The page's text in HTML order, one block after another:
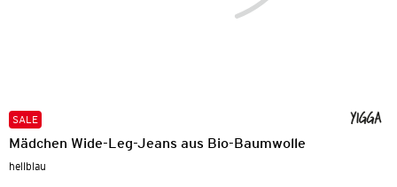
SALE
Mädchen Wide-Leg-Jeans aus Bio-Baumwolle
hellblau